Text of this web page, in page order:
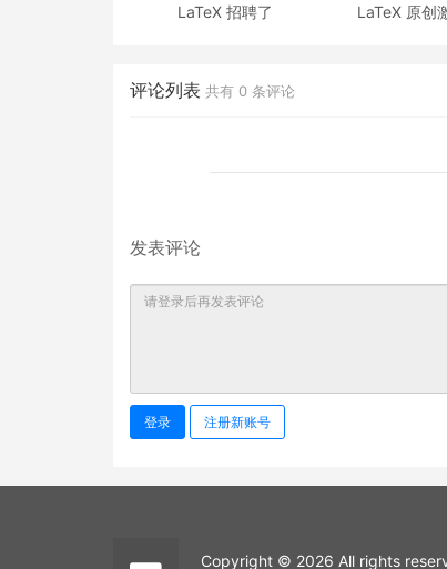
LaTeX 招聘了 LaTeX 原创
评论列表 共有 0 条评论
发表评论
登录 注册新账号
Copyright © 2026 All rights